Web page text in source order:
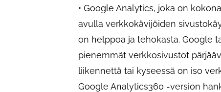
• Google Analytics, joka on
avulla verkkokävijöiden
on helppoa ja tehokasta. Google
pienemmät verkkosivustot
liikennettä tai kyseessä on iso
Google Analytics360 -version